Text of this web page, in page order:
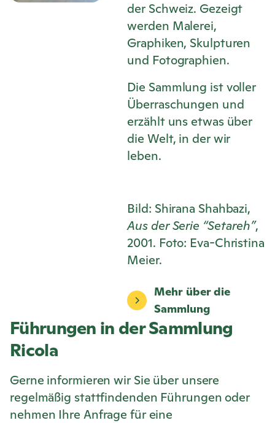
der Schweiz. Gezeigt
werden Malerei,
Graphiken, Skulpturen
und Fotographien.
Die Sammlung ist voller
Überraschungen und
erzählt uns etwas über
die Welt, in der wir
leben.
Bild: Shirana Shahbazi,
Aus der Serie “Setareh”,
2001. Foto: Eva-Christina
Meier.
Mehr über die
Sammlung
Führungen in der Sammlung
Ricola
Gerne informieren wir Sie über unsere
regelmäßig stattfindenden Führungen oder
nehmen Ihre Anfrage für eine